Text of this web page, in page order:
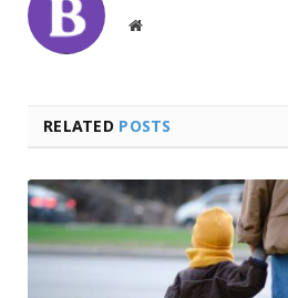
Website
RELATED POSTS